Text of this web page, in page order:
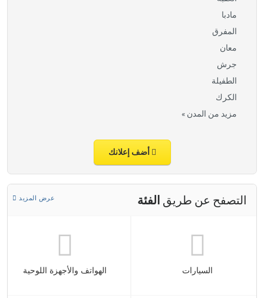
مادبا
المفرق
معان
جرش
الطفيلة
الكرك
مزيد من المدن »
أضف إعلانك
التصفح عن طريق الفئة عرض المزيد
السيارات الهواتف والأجهزة اللوحية